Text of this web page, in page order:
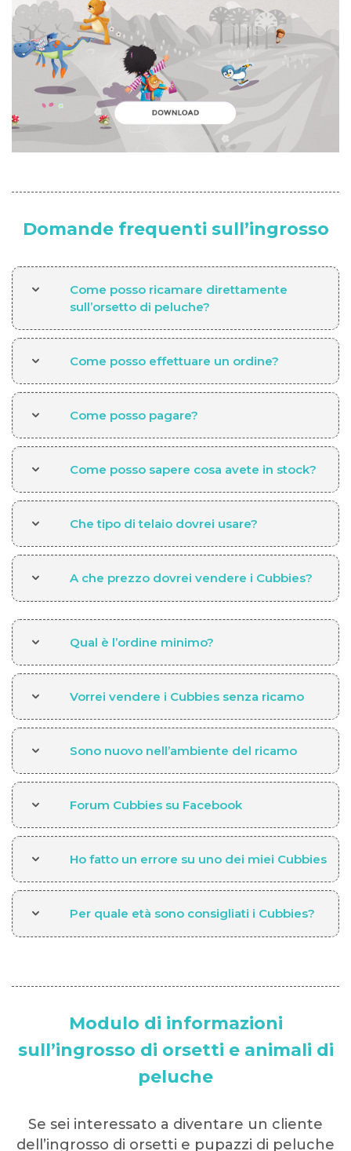
Domande frequenti sull’ingrosso
Come posso ricamare direttamente
sull’orsetto di peluche?
Come posso effettuare un ordine?
Come posso pagare?
Come posso sapere cosa avete in stock?
Che tipo di telaio dovrei usare?
A che prezzo dovrei vendere i Cubbies?
Qual è l’ordine minimo?
Vorrei vendere i Cubbies senza ricamo
Sono nuovo nell’ambiente del ricamo
Forum Cubbies su Facebook
Ho fatto un errore su uno dei miei Cubbies
Per quale età sono consigliati i Cubbies?
Modulo di informazioni
sull’ingrosso di orsetti e animali di
peluche
Se sei interessato a diventare un cliente
dell’ingrosso di orsetti e pupazzi di peluche